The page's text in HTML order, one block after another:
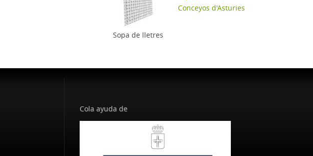
Sopa de lletres
Conceyos d'Asturies
Cola ayuda de